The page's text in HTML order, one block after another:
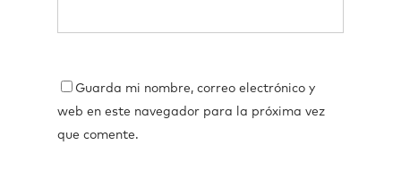
Guarda mi nombre, correo electrónico y
web en este navegador para la próxima vez
que comente.